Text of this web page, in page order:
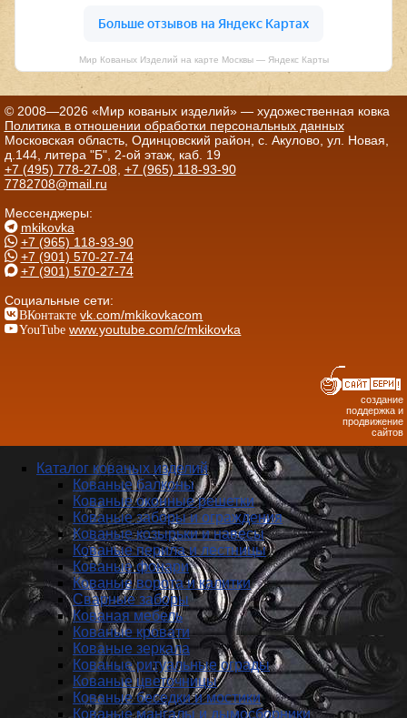
Мир Кованых Изделий на карте Москвы — Яндекс Карты
© 2008—2026 «Мир кованых изделий» — художественная ковка
Политика в отношении обработки персональных данных
Московская область, Одинцовский район, с. Акулово, ул. Новая,
д.144, литера "Б", 2-ой этаж, каб. 19
+7 (495) 778-27-08, +7 (965) 118-93-90
7782708@mail.ru
Мессенджеры:
mkikovka
+7 (965) 118-93-90
+7 (901) 570-27-74
+7 (901) 570-27-74
Социальные сети:
ВКонтакте vk.com/mkikovkacom
YouTube www.youtube.com/c/mkikovka
создание
поддержка и
продвижение
сайтов
Каталог кованых изделий
Кованые балконы
Кованые оконные решетки
Кованые заборы и ог­ражде­ния
Кованые козырьки и навесы
Кованые перила и лестницы
Кованые фонари
Кованые ворота и калитки
Сварные заборы
Кованая мебель
Кованые кровати
Кованые зеркала
Кованые ритуальные ограды
Кованые цветочницы
Кованые беседки и мостики
Кованые мангалы и дымосборники